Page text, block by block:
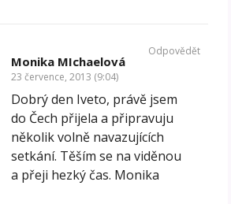
Monika MIchaelová
23 července, 2013 (9:04)
Dobrý den Iveto, právě jsem
do Čech přijela a připravuju
několik volně navazujících
setkání. Těším se na viděnou
a přeji hezký čas. Monika
Odpovědět